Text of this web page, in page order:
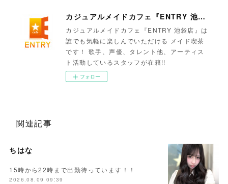
カジュアルメイドカフェ『ENTRY 池袋店』
カジュアルメイドカフェ『ENTRY 池袋店』は
誰でも気軽に楽しんでいただける メイド喫茶
です！ 歌手、声優、タレント他、アーティス
ト活動しているスタッフが在籍!!
フォロー
関連記事
ちはな
15時から22時まで出勤待っています！！
2026.08.09 09:39